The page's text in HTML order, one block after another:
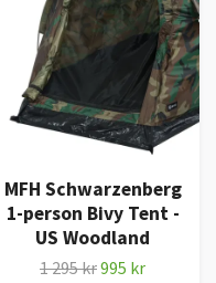
MFH Schwarzenberg
1-person Bivy Tent -
US Woodland
1 295 kr995 kr